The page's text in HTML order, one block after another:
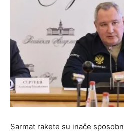
Sarmat rakete su inače